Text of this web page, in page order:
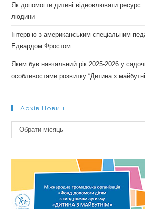
Як допомогти дитині відновлювати ресурс:
людини
Інтерв’ю з американським спеціальним
Едвардом Фростом
Яким був навчальний рік 2025-2026 у
особливостями розвитку “Дитина з
Архів Новин
Архів
новин
Обрати місяць